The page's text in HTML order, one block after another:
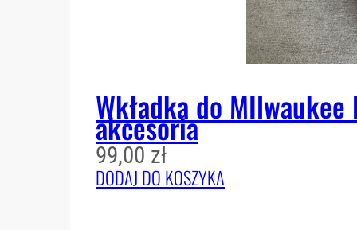
Wkładka do
akcesoria
99,00 zł
DODAJ DO KOSZYKA